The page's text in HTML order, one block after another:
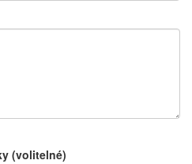
(volitelné)